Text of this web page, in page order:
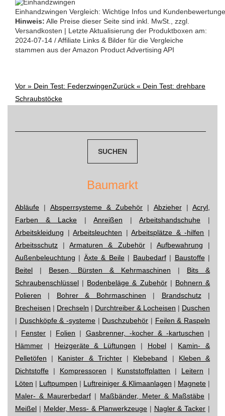
Einhandzwingen Vergleich: Wichtige Infos und
Hinweis: Alle Preise dieser Seite sind inkl. MwSt., zzgl.
Versandkosten | Letzte Aktualisierung der Produktboxen am:
2024-07-14 / Affiliate Links & Bilder für die Vergleiche
stammen aus der Amazon Product Advertising API
Post
Vor » Dein Test: FederzwingenZurück « Dein Test: drehbare
Schraubstöcke
Baumarkt
Abläufe | Absperrsysteme & Zubehör | Abzieher| Acryl,
Farben & Lacke | Anreißen | Arbeitshandschuhe |
Arbeitskleidung |Arbeitsleuchten |Arbeitsplätze & -hilfen |
Arbeitsschutz |Armaturen & Zubehör| Aufbewahrung |
Außenbeleuchtung | Äxte & Beile| Baubedarf| Baustoffe|
Beitel | Besen, Bürsten & Kehrmaschinen | Bits &
Schraubenschlüssel | Bodenbeläge & Zubehör| Bohnern &
Polieren | Bohrer & Bohrmaschinen | Brandschutz|
Brecheisen | Drechseln | Durchtreiber & Locheisen | Duschen
| Duschköpfe & -systeme | Duschzubehör | Feilen & Raspeln
| Fenster | Folien | Gasbrenner, -kocher & -kartuschen |
Hämmer | Heizgeräte & Lüftungen | Hobel| Kamin- &
Pelletöfen | Kanister & Trichter| Klebeband | Kleben &
Dichtstoffe | Kompressoren | Kunststoffplatten | Leitern |
Löten | Luftpumpen | Luftreiniger & Klimaanlagen | Magnete|
Maler- & Maurerbedarf | Maßbänder, Meter & Maßstäbe |
Meißel | Melder, Mess- & Planwerkzeuge | Nagler & Tacker |